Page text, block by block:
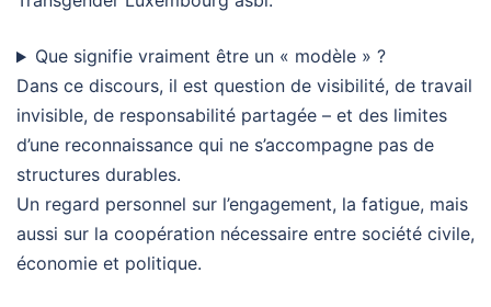
Que signifie vraiment être un « modèle » ?
Dans ce discours, il est question de visibilité, de travail
invisible, de responsabilité partagée – et des limites
d’une reconnaissance qui ne s’accompagne pas de
structures durables.
Un regard personnel sur l’engagement, la fatigue, mais
aussi sur la coopération nécessaire entre société civile,
économie et politique.